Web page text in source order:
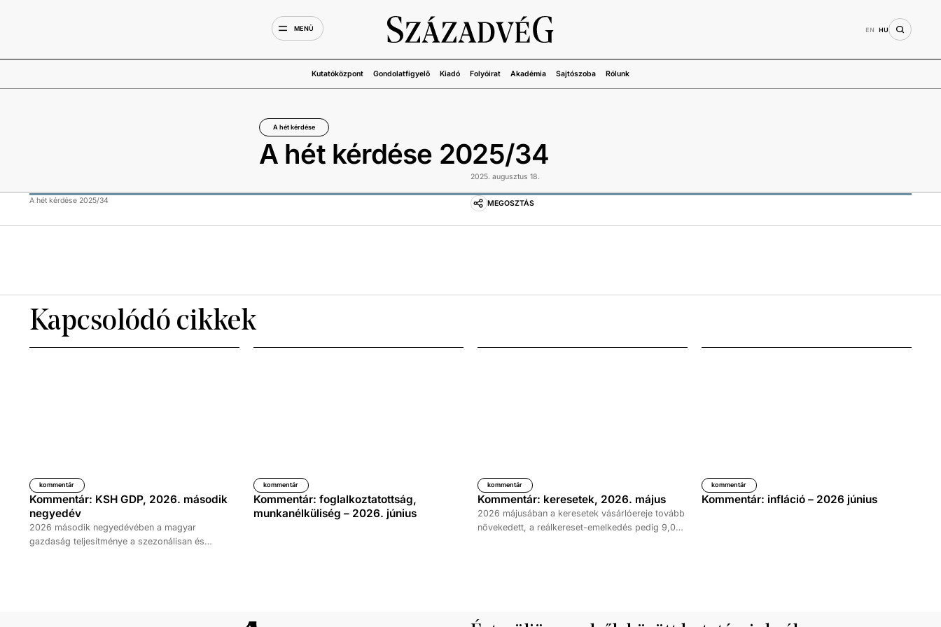
MENÜ EN HU
Kutatóközpont Gondolatfigyelő Kiadó Folyóirat Akadémia Sajtószoba Rólunk
A hét kérdése
A hét kérdése 2025/34
2025. augusztus 18.
A hét kérdése 2025/34 MEGOSZTÁS
Kapcsolódó cikkek
kommentár
Kommentár: KSH GDP, 2026. második
negyedév
2026 második negyedévében a magyar
gazdaság teljesítménye a szezonálisan és
kommentár
Kommentár: foglalkoztatottság,
munkanélküliség – 2026. június
kommentár
Kommentár: keresetek, 2026. május
2026 májusában a keresetek vásárlóereje tovább
növekedett, a reálkereset-emelkedés pedig 9,0
kommentár
Kommentár: infláció – 2026 június